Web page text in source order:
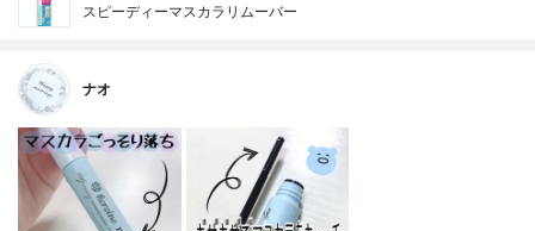
スピーディーマスカラリムーバー
ナオ